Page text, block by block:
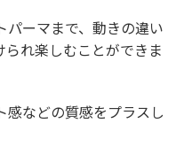
ーマまで、動きの違い
れ楽しむことができま
感などの質感をプラスし